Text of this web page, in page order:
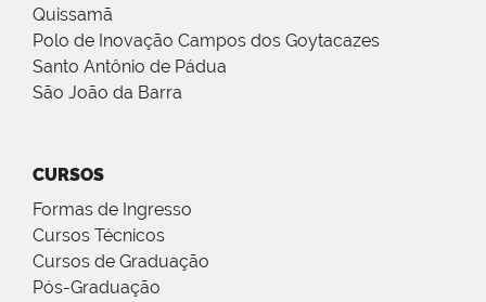
Quissamã
Polo de Inovação Campos dos Goytacazes
Santo Antônio de Pádua
São João da Barra
CURSOS
Formas de Ingresso
Cursos Técnicos
Cursos de Graduação
Pós-Graduação